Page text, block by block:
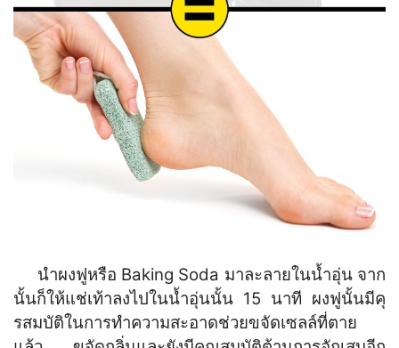
นำผงฟูหรือ Baking Soda มาละลายในน้ำอุ่น จาก
นั้นก็ให้แช่เท้าลงไปในน้ำอุ่นนั้น 15 นาที ผงฟูนั้นมีคุ
รสมบัติในการทำความสะอาดช่วยขจัดเซลล์ที่ตาย